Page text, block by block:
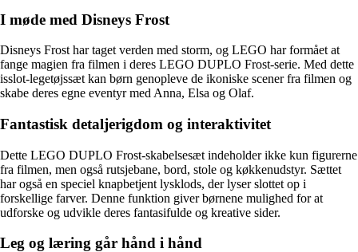
I møde med Disneys Frost
Disneys Frost har taget verden med storm, og LEGO har formået at
fange magien fra filmen i deres LEGO DUPLO Frost-serie. Med dette
isslot-legetøjssæt kan børn genopleve de ikoniske scener fra filmen og
skabe deres egne eventyr med Anna, Elsa og Olaf.
Fantastisk detaljerigdom og interaktivitet
Dette LEGO DUPLO Frost-skabelsesæt indeholder ikke kun figurerne
fra filmen, men også rutsjebane, bord, stole og køkkenudstyr. Sættet
har også en speciel knapbetjent lysklods, der lyser slottet op i
forskellige farver. Denne funktion giver børnene mulighed for at
udforske og udvikle deres fantasifulde og kreative sider.
Leg og læring går hånd i hånd